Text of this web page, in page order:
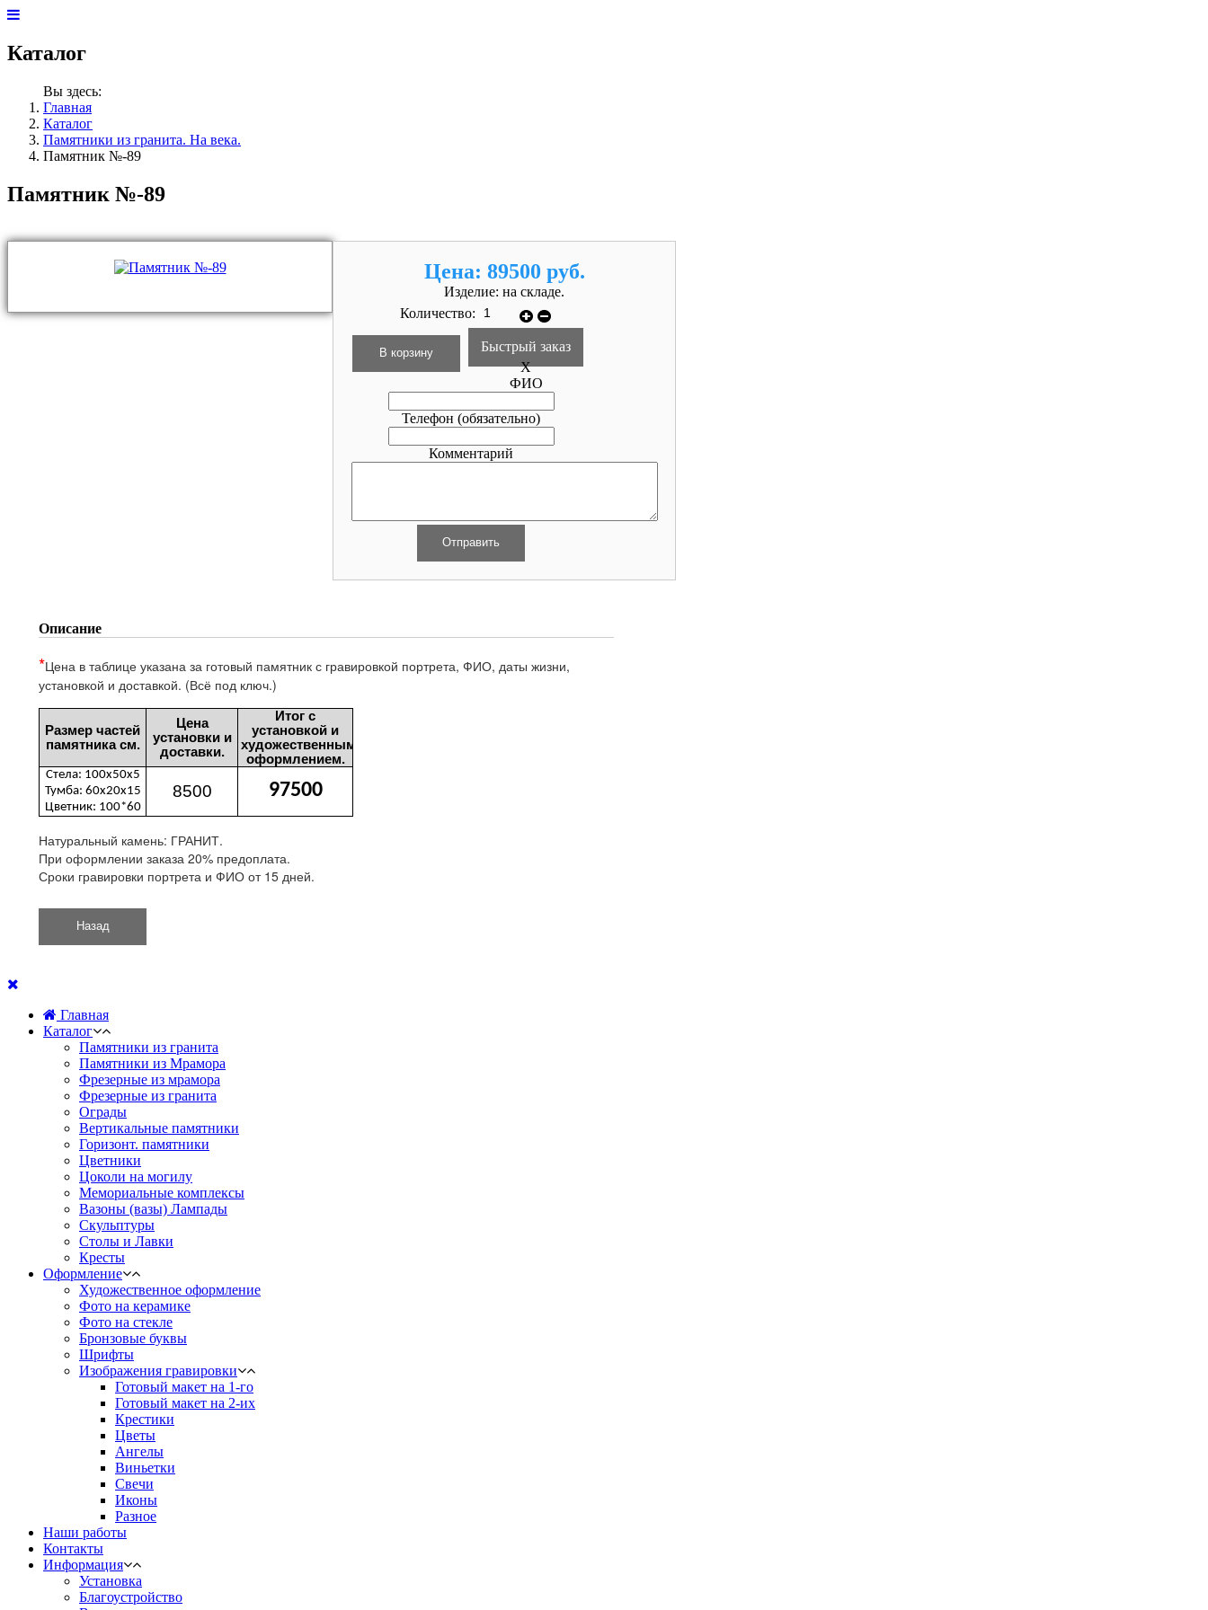
Каталог
Вы здесь:
Главная
Каталог
Памятники из гранита. На века.
Памятник №-89
Памятник №-89
Цена: 89500 руб.
Изделие: на складе.
Количество:
Быстрый заказ
X
ФИО
Телефон (обязательно)
Комментарий
Описание
*Цена в таблице указана за готовый памятник с гравировкой портрета, ФИО, даты жизни,
установкой и доставкой. (Всё под ключ.)
Размер частей
памятника см.
Цена
установки и
доставки.
Итог с
установкой и
художественным
оформлением.
Стела: 100х50х5
Тумба: 60х20х15
Цветник: 100*60
8500 97500
Натуральный камень: ГРАНИТ.
При оформлении заказа 20% предоплата.
Сроки гравировки портрета и ФИО от 15 дней.
Главная
Каталог
Памятники из гранита
Памятники из Мрамора
Фрезерные из мрамора
Фрезерные из гранита
Ограды
Вертикальные памятники
Горизонт. памятники
Цветники
Цоколи на могилу
Мемориальные комплексы
Вазоны (вазы) Лампады
Скульптуры
Столы и Лавки
Кресты
Оформление
Художественное оформление
Фото на керамике
Фото на стекле
Бронзовые буквы
Шрифты
Изображения гравировки
Готовый макет на 1-го
Готовый макет на 2-их
Крестики
Цветы
Ангелы
Виньетки
Свечи
Иконы
Разное
Наши работы
Контакты
Информация
Установка
Благоустройство